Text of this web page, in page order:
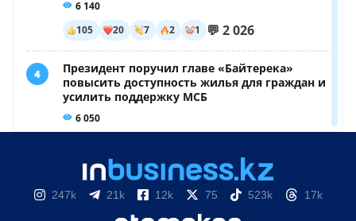
247k 21k 12k 75 523k 17k